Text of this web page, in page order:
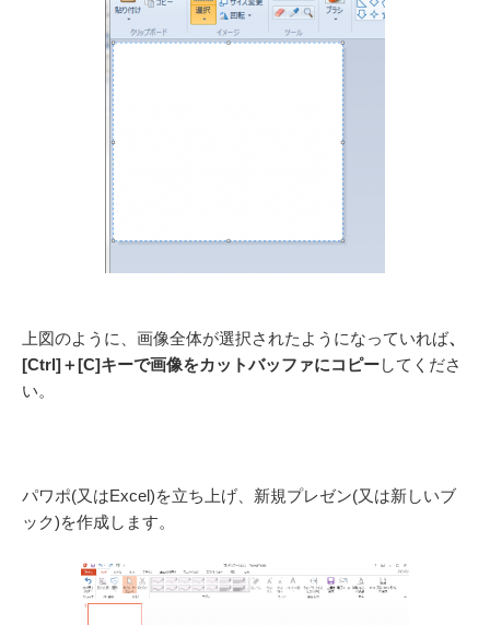
上図のように、画像全体が選択されたようになっていれば、
[Ctrl]＋[C]キーで画像をカットバッファにコピーしてくださ
い。
パワポ(又はExcel)を立ち上げ、新規プレゼン(又は新しいブ
ック)を作成します。